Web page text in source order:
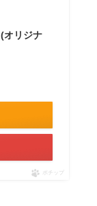
オリジナ
ポチップ